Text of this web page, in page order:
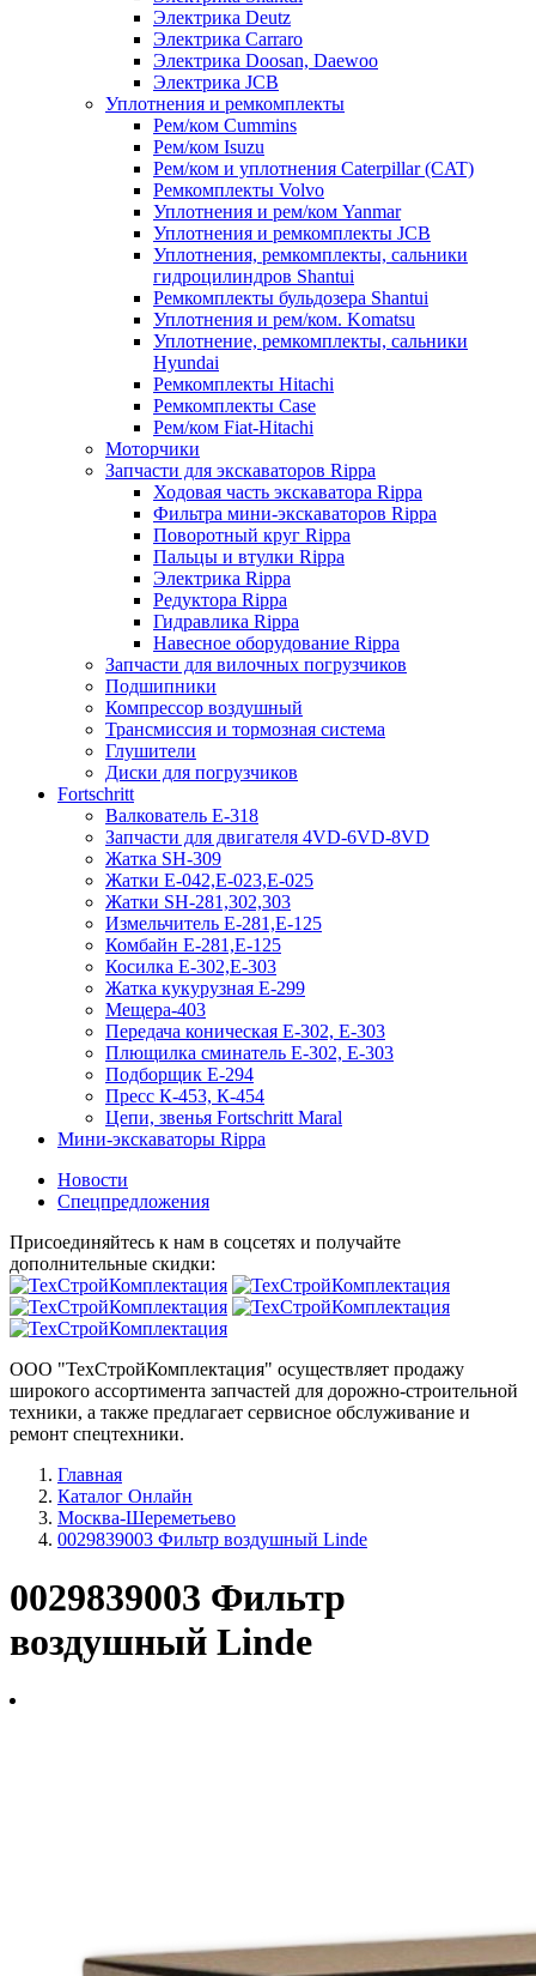
Электрика Deutz
Электрика Carraro
Электрика Doosan, Daewoo
Электрика JCB
Уплотнения и ремкомплекты
Рем/ком Cummins
Рем/ком Isuzu
Рем/ком и уплотнения Caterpillar (CAT)
Ремкомплекты Volvo
Уплотнения и рем/ком Yanmar
Уплотнения и ремкомплекты JCB
Уплотнения, ремкомплекты, сальники
гидроцилиндров Shantui
Ремкомплекты бульдозера Shantui
Уплотнения и рем/ком. Komatsu
Уплотнение, ремкомплекты, сальники
Hyundai
Ремкомплекты Hitachi
Ремкомплекты Case
Рем/ком Fiat-Hitachi
Моторчики
Запчасти для экскаваторов Rippa
Ходовая часть экскаватора Rippa
Фильтра мини-экскаваторов Rippa
Поворотный круг Rippa
Пальцы и втулки Rippa
Электрика Rippa
Редуктора Rippa
Гидравлика Rippa
Навесное оборудование Rippa
Запчасти для вилочных погрузчиков
Подшипники
Компрессор воздушный
Трансмиссия и тормозная система
Глушители
Диски для погрузчиков
Fortschritt
Валкователь Е-318
Запчасти для двигателя 4VD-6VD-8VD
Жатка SH-309
Жатки Е-042,Е-023,Е-025
Жатки SH-281,302,303
Измельчитель Е-281,Е-125
Комбайн Е-281,Е-125
Косилка Е-302,Е-303
Жатка кукурузная Е-299
Мещера-403
Передача коническая Е-302, Е-303
Плющилка сминатель Е-302, Е-303
Подборщик Е-294
Пресс К-453, К-454
Цепи, звенья Fortschritt Maral
Мини-экскаваторы Rippa
Новости
Спецпредложения
Присоединяйтесь к нам в соцсетях и получайте
дополнительные скидки:
ООО "ТехСтройКомплектация" осуществляет продажу
широкого ассортимента запчастей для дорожно-строительной
техники, а также предлагает сервисное обслуживание и
ремонт спецтехники.
Главная
Каталог Онлайн
Москва-Шереметьево
0029839003 Фильтр воздушный Linde
0029839003 Фильтр
воздушный Linde